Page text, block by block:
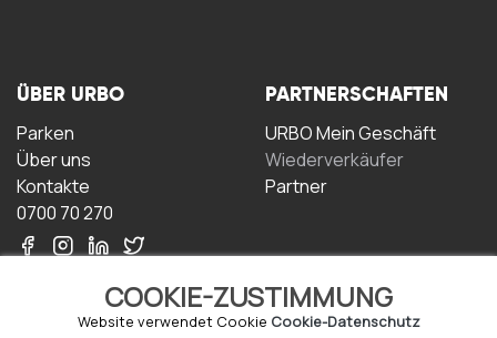
COOKIE-ZUSTIMMUNG
Website verwendet Cookie Cookie-Datenschutz
ÜBER URBO
Parken
Über uns
Kontakte
0700 70 270
PARTNERSCHAFTEN
URBO Mein Geschäft
Wiederverkäufer
Partner